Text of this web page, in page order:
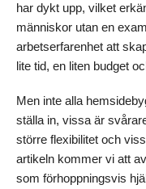
har dykt upp, vilket
människor utan en
arbetserfarenhet att
lite tid, en liten budget
Men inte alla
ställa in, vissa är
större flexibilitet och
artikeln kommer vi att
som förhoppningsvis